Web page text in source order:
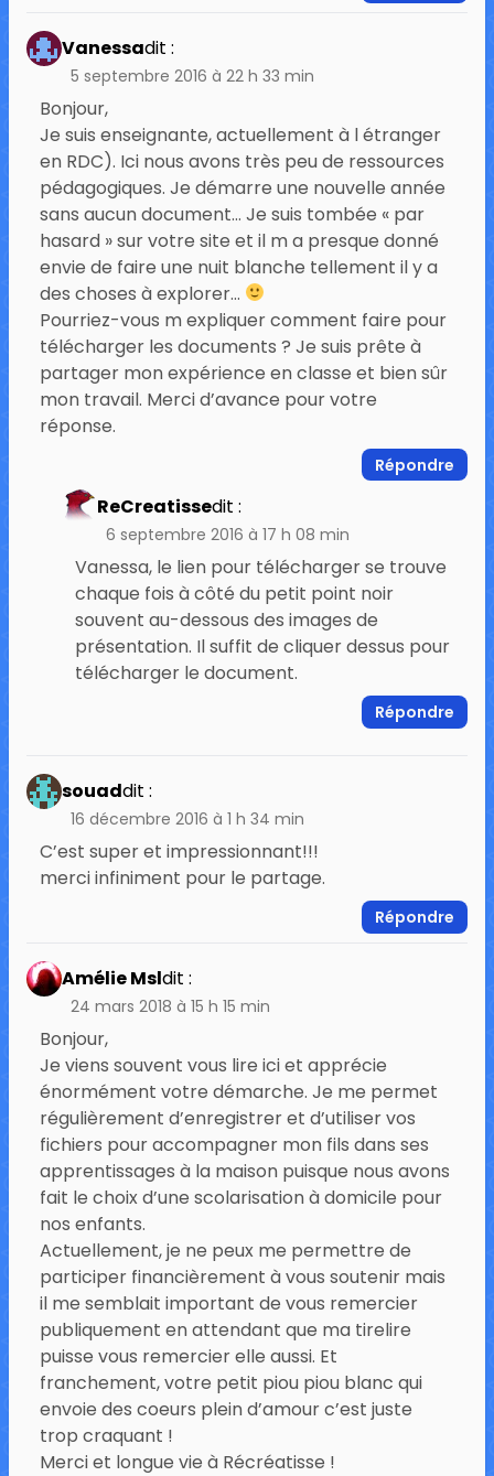
Vanessadit :
5 septembre 2016 à 22 h 33 min
Bonjour,
Je suis enseignante, actuellement à l étranger
en RDC). Ici nous avons très peu de ressources
pédagogiques. Je démarre une nouvelle année
sans aucun document… Je suis tombée « par
hasard » sur votre site et il m a presque donné
envie de faire une nuit blanche tellement il y a
des choses à explorer…
Pourriez-vous m expliquer comment faire pour
télécharger les documents ? Je suis prête à
partager mon expérience en classe et bien sûr
mon travail. Merci d’avance pour votre
réponse.
Répondre
ReCreatissedit :
6 septembre 2016 à 17 h 08 min
Vanessa, le lien pour télécharger se trouve
chaque fois à côté du petit point noir
souvent au-dessous des images de
présentation. Il suffit de cliquer dessus pour
télécharger le document.
Répondre
souaddit :
16 décembre 2016 à 1 h 34 min
C’est super et impressionnant!!!
merci infiniment pour le partage.
Répondre
Amélie Msldit :
24 mars 2018 à 15 h 15 min
Bonjour,
Je viens souvent vous lire ici et apprécie
énormément votre démarche. Je me permet
régulièrement d’enregistrer et d’utiliser vos
fichiers pour accompagner mon fils dans ses
apprentissages à la maison puisque nous avons
fait le choix d’une scolarisation à domicile pour
nos enfants.
Actuellement, je ne peux me permettre de
participer financièrement à vous soutenir mais
il me semblait important de vous remercier
publiquement en attendant que ma tirelire
puisse vous remercier elle aussi. Et
franchement, votre petit piou piou blanc qui
envoie des coeurs plein d’amour c’est juste
trop craquant !
Merci et longue vie à Récréatisse !